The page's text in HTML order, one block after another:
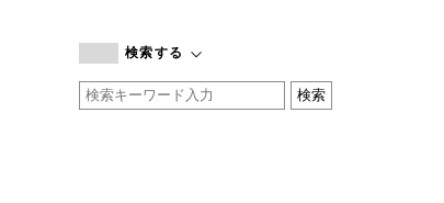
by basics
CATWORTH
検索する